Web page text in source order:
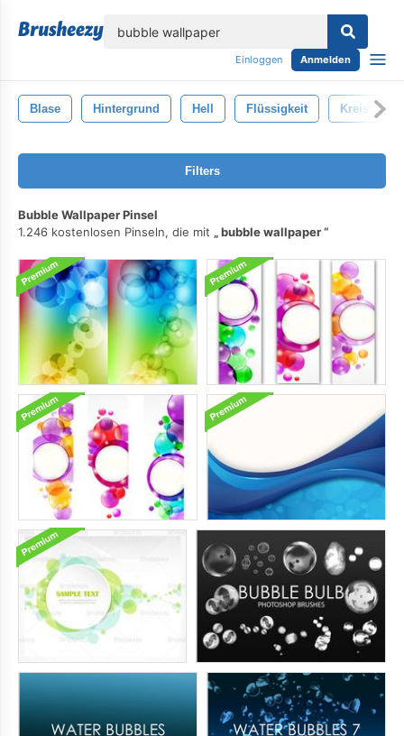
Einloggen Anmelden
Blase Hintergrund Hell Flüssigkeit Kreis
Filters
Bubble Wallpaper Pinsel
1.246 kostenlosen Pinseln, die mit
bubble wallpaper